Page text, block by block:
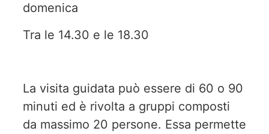
domenica
Tra le 14.30 e le 18.30
La visita guidata può essere di 60 o 90
minuti ed è rivolta a gruppi composti
da massimo 20 persone. Essa permette